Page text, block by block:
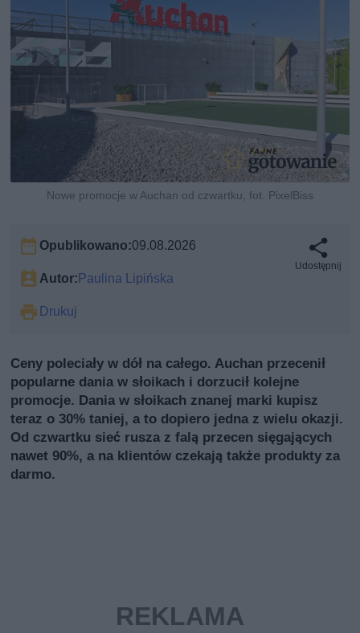
Nowe promocje w Auchan od czwartku, fot. PixelBiss
Opublikowano:09.08.2026
Autor: Paulina Lipińska
Drukuj
Udostępnij
Ceny poleciały w dół na całego. Auchan przecenił
popularne dania w słoikach i dorzucił kolejne
promocje. Dania w słoikach znanej marki kupisz
teraz o 30% taniej, a to dopiero jedna z wielu okazji.
Od czwartku sieć rusza z falą przecen sięgających
nawet 90%, a na klientów czekają także produkty za
darmo.